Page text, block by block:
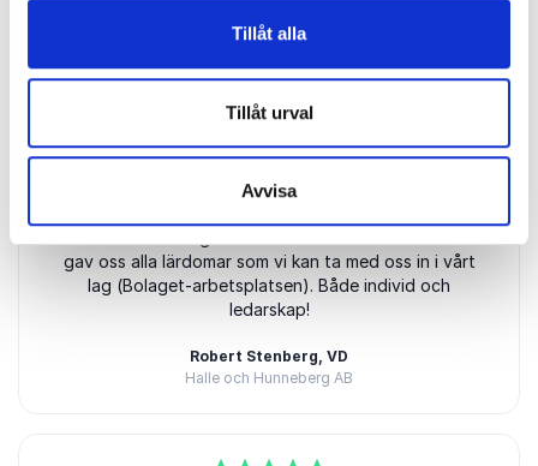
Tillåt alla
Tillåt urval
Avvisa
Kundrecensioner
5av5
gav oss alla lärdomar som vi kan ta med oss in i vårt
lag (Bolaget-arbetsplatsen). Både individ och
ledarskap!
Robert Stenberg, VD
Halle och Hunneberg AB